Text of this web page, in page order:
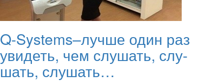
Q-​Systems–лучше один раз
уви­деть, чем слу­шать, слу­
шать, слу­шать…